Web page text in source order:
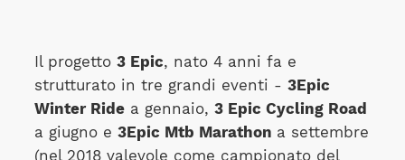
Il progetto 3 Epic, nato 4 anni fa e
strutturato in tre grandi eventi - 3Epic
Winter Ridea gennaio, 3 Epic Cycling Road
a giugno e 3Epic Mtb Marathon a settembre
(nel 2018 valevole come campionato del